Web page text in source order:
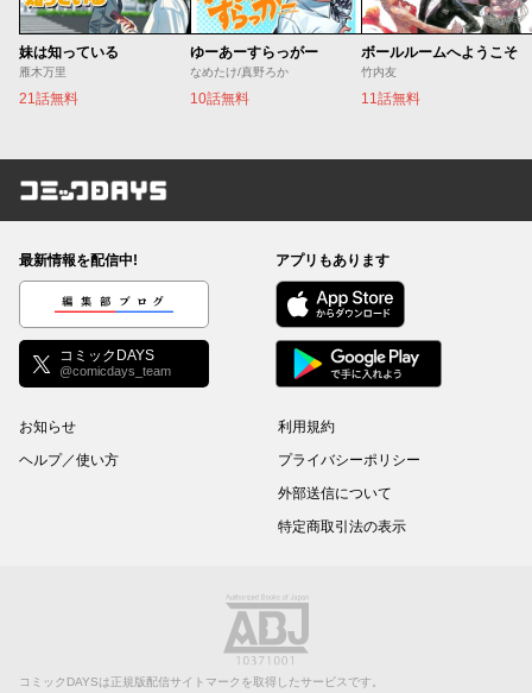
妹は知っている
雁木万里
21話無料
ゆーあーすらっがー
なめたけ/真野ろか
10話無料
ボールルームへようこそ
竹内友
11話無料
コミックDAYS
最新情報を配信中!
編集部ブログ
コミックDAYS
@comicdays_team
アプリもあります
お知らせ
ヘルプ／使い方
利用規約
プライバシーポリシー
外部送信について
特定商取引法の表示
コミックDAYSは正規版配信サイトマークを取得したサービスです。